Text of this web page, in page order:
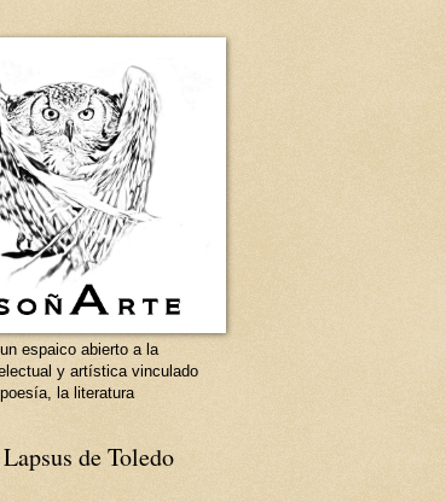
espaico abierto a la
y artística vinculado
la literatura
de Toledo